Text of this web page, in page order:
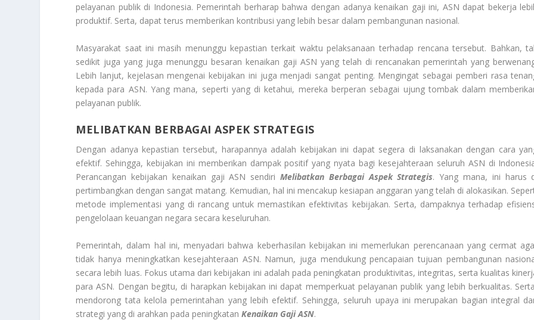
pelayanan publik di Indonesia. Pemerintah berharap bahwa dengan adanya kenaikan gaji ini, ASN dapat bekerja
produktif. Serta, dapat terus memberikan kontribusi yang lebih besar dalam pembangunan nasional.
Masyarakat saat ini masih menunggu kepastian terkait waktu pelaksanaan terhadap rencana tersebut. Bahkan,
sedikit juga yang juga menunggu besaran kenaikan gaji ASN yang telah di rencanakan pemerintah yang
Lebih lanjut, kejelasan mengenai kebijakan ini juga menjadi sangat penting. Mengingat sebagai pemberi rasa
kepada para ASN. Yang mana, seperti yang di ketahui, mereka berperan sebagai ujung tombak dalam
pelayanan publik.
MELIBATKAN BERBAGAI ASPEK STRATEGIS
Dengan adanya kepastian tersebut, harapannya adalah kebijakan ini dapat segera di laksanakan dengan cara
efektif. Sehingga, kebijakan ini memberikan dampak positif yang nyata bagi kesejahteraan seluruh ASN di
Perancangan kebijakan kenaikan gaji ASN sendiri Melibatkan Berbagai Aspek Strategis. Yang mana, ini harus
pertimbangkan dengan sangat matang. Kemudian, hal ini mencakup kesiapan anggaran yang telah di alokasikan.
metode implementasi yang di rancang untuk memastikan efektivitas kebijakan. Serta, dampaknya terhadap
pengelolaan keuangan negara secara keseluruhan.
Pemerintah, dalam hal ini, menyadari bahwa keberhasilan kebijakan ini memerlukan perencanaan yang cermat
tidak hanya meningkatkan kesejahteraan ASN. Namun, juga mendukung pencapaian tujuan pembangunan
secara lebih luas. Fokus utama dari kebijakan ini adalah pada peningkatan produktivitas, integritas, serta kualitas
para ASN. Dengan begitu, di harapkan kebijakan ini dapat memperkuat pelayanan publik yang lebih berkualitas.
mendorong tata kelola pemerintahan yang lebih efektif. Sehingga, seluruh upaya ini merupakan bagian integral
strategi yang di arahkan pada peningkatanKenaikan Gaji ASN.